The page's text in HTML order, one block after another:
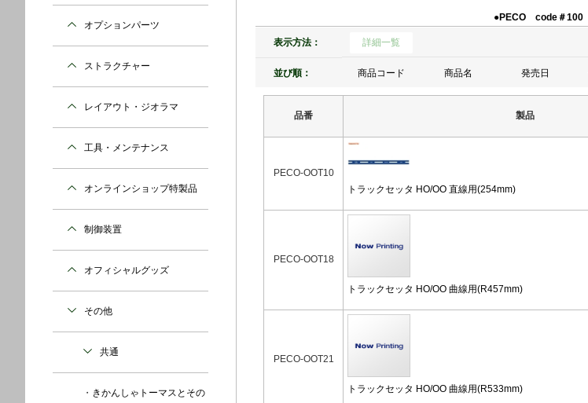
●PECO code＃100
表示方法： 詳細一覧
並び順： 商品コード 商品名 発売日
品番 製品
PECO-OOT10
トラックセッタ HO/OO 直線用(254mm)
PECO-OOT18
トラックセッタ HO/OO 曲線用(R457mm)
PECO-OOT21
トラックセッタ HO/OO 曲線用(R533mm)
オプションパーツ
ストラクチャー
レイアウト・ジオラマ
工具・メンテナンス
オンラインショップ特製品
制御装置
オフィシャルグッズ
その他
共通
きかんしゃトーマスとその